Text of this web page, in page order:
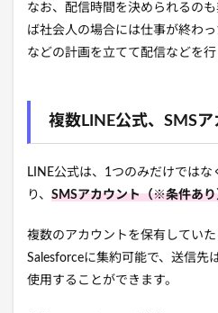
なお、配信時間を決められるの
ば社会人の場合には仕事が終わ
などの計画を立てて配信などを行
複数LINE公式、SMS
LINE公式は、1つのみだけではな
り、 SMSアカウント（※条件あ
複数のアカウントを保有してい
Salesforceに集約可能で、送信先
使用することができます。